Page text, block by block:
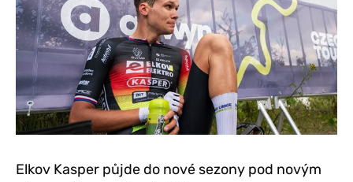
Elkov Kasper půjde do nové sezony pod novým